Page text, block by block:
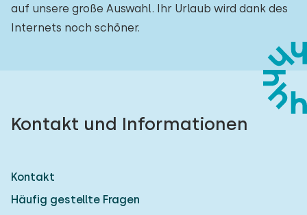
auf unsere große Auswahl. Ihr Urlaub wird dank des
Internets noch schöner.
Kontakt und Informationen
Kontakt
Häufig gestellte Fragen